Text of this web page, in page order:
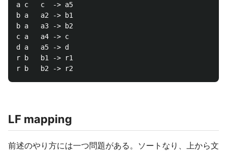
a c   c  -> a5
b a   a2 -> b1
b a   a3 -> b2
c a   a4 -> c
d a   a5 -> d
r b   b1 -> r1
LF mapping
前述のやり方には一つ問題がある。ソートなり、上から文